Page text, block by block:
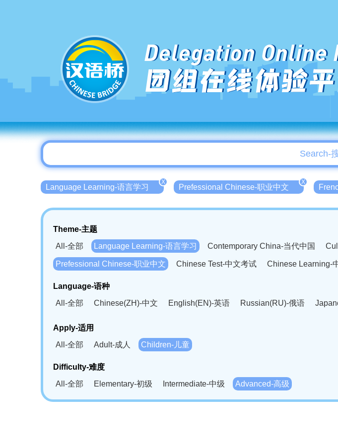
Delegation Online
团组在线体验
Language Learning-语言学习
X
Prefessional Chinese-职业中文
X
Theme-主题
All-全部
Language Learning-语言学习 Contemporary China-当代中国
Prefessional Chinese-职业中文 Chinese Test-中文考试 Chinese Learning-
Language-语种
All-全部
Chinese(ZH)-中文 English(EN)-英语 Russian(RU)-俄语
Bahasa Melayu(MS)-马来语
Swahili(SW)-斯瓦西里语
Kampuchea(KH)-柬埔寨语
Apply-适用
All-全部
Adult-成人 Children-儿童
Difficulty-难度
All-全部
Elementary-初级 Intermediate-中级 Advanced-高级